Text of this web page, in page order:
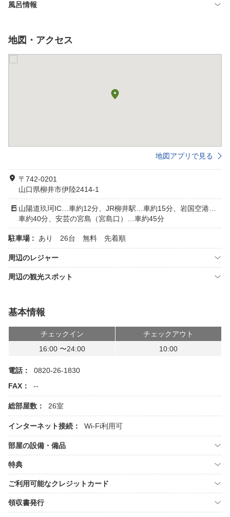
風呂情報
地図・アクセス
地図アプリで見る
〒742-0201
山口県柳井市伊陸2414-1
山陽道玖珂IC…車約12分、JR柳井駅…車約15分、岩国空港…
車約40分、安芸の宮島（宮島口）…車約45分
駐車場 : あり 26台 無料 先着順
周辺のレジャー
周辺の観光スポット
基本情報
チェックイン
チェックアウト
16:00 〜24:00
10:00
電話：
0820-26-1830
FAX：
--
総部屋数： 26室
インターネット接続： Wi-Fi利用可
部屋の設備・備品
特典
ご利用可能なクレジットカード
領収書発行